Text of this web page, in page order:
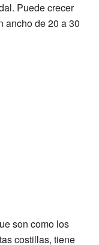
Puede crecer
ancho de 20 a 30
son como los
costillas, tiene